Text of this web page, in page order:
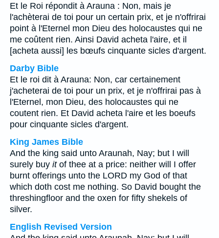
Et le Roi répondit à Arauna : Non, mais je
l'achèterai de toi pour un certain prix, et je n'offrirai
point à l'Eternel mon Dieu des holocaustes qui ne
me coûtent rien. Ainsi David acheta l'aire, et il
[acheta aussi] les bœufs cinquante sicles d'argent.
Darby Bible
Et le roi dit à Arauna: Non, car certainement
j'acheterai de toi pour un prix, et je n'offrirai pas à
l'Eternel, mon Dieu, des holocaustes qui ne
coutent rien. Et David acheta l'aire et les boeufs
pour cinquante sicles d'argent.
King James Bible
And the king said unto Araunah, Nay; but I will
surely buy itof thee at a price: neither will I offer
burnt offerings unto the LORD my God of that
which doth cost me nothing. So David bought the
threshingfloor and the oxen for fifty shekels of
silver.
English Revised Version